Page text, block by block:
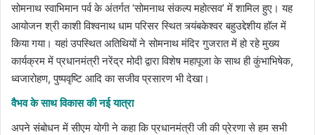
सोमनाथ स्वाभिमान पर्व के अंतर्गत ‘सोमनाथ संकल्प महोत्सव’ में शामिल हुए। यह
आयोजन श्री काशी विश्वनाथ धाम परिसर स्थित त्र्यंबकेश्वर बहुउद्देशीय हॉल में
किया गया। यहां उपस्थित अतिथियों ने सोमनाथ मंदिर गुजरात में हो रहे मुख्य
कार्यक्रम में प्रधानमंत्री नरेंद्र मोदी द्वारा विशेष महापूजा के साथ ही कुंभाभिषेक,
ध्वजारोहण, पुष्पवृष्टि आदि का सजीव प्रसारण भी देखा।
वैभव के साथ विकास की नई यात्रा
अपने संबोधन में सीएम योगी ने कहा कि प्रधानमंत्री जी की प्रेरणा से हम सभी